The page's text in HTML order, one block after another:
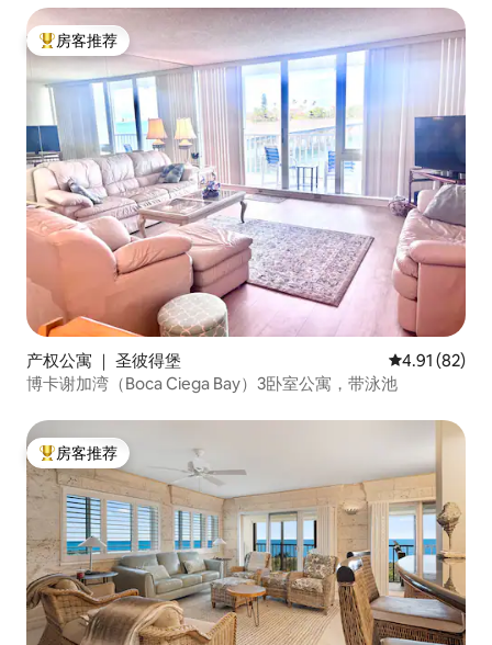
热门「房客推荐」
房客推荐
产权公寓 ｜ 圣彼得堡 平均评分
4.91 (82)
博卡谢加湾（Boca Ciega Bay）3卧室公寓，带泳池
热门「房客推荐」
房客推荐